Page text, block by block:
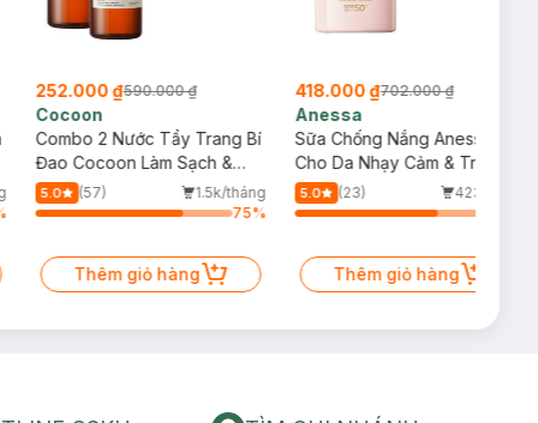
252.000 ₫590.000 ₫
Cocoon
Combo 2 Nước Tẩy Trang Bí
Đao Cocoon Làm Sạch &
Giảm Dầu 500ml
5.0 (57)
1.5k/tháng
75%
Thêm giỏ hàng
418.000 ₫702.000 ₫
Anessa
Sữa Chống Nắng Anessa
Cho Da Nhạy Cảm & Trẻ Em
60ml (Mới)
5.0 (23)
423/tháng
Thêm giỏ hàng